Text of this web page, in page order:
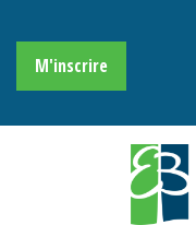
M'inscrire